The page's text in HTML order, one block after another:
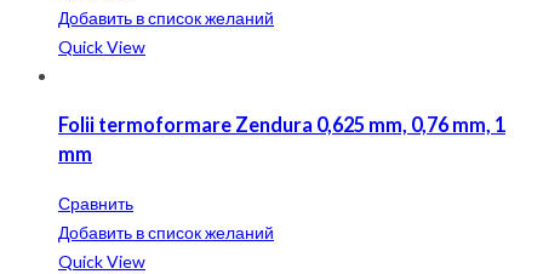
Добавить в список желаний
Quick View
Folii termoformare Zendura 0,625 mm, 0,76 mm, 1
mm
Сравнить
Добавить в список желаний
Quick View